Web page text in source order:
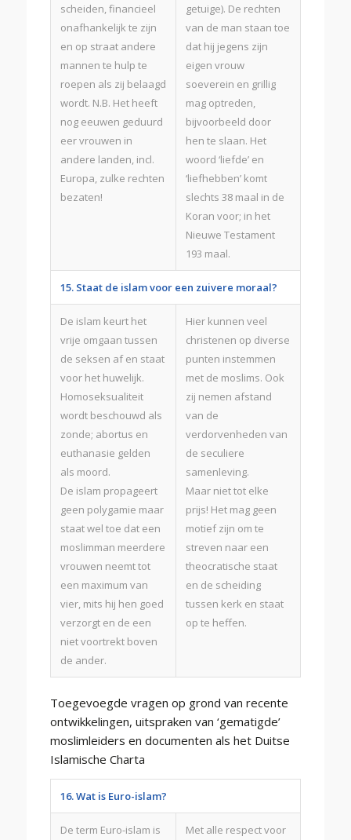
scheiden, financieel
onafhankelijk te zijn
en op straat andere
mannen te hulp te
roepen als zij belaagd
wordt. N.B. Het heeft
nog eeuwen geduurd
eer vrouwen in
andere landen, incl.
Europa, zulke rechten
bezaten!
getuige). De rechten
van de man staan toe
dat hij jegens zijn
eigen vrouw
soeverein en grillig
mag optreden,
bijvoorbeeld door
hen te slaan. Het
woord ‘liefde’ en
‘liefhebben’ komt
slechts 38 maal in de
Koran voor; in het
Nieuwe Testament
193 maal.
15. Staat de islam voor een zuivere moraal?
De islam keurt het
vrije omgaan tussen
de seksen af en staat
voor het huwelijk.
Homoseksualiteit
wordt beschouwd als
zonde; abortus en
euthanasie gelden
als moord.
De islam propageert
geen polygamie maar
staat wel toe dat een
moslimman meerdere
vrouwen neemt tot
een maximum van
vier, mits hij hen goed
verzorgt en de een
niet voortrekt boven
de ander.
Hier kunnen veel
christenen op diverse
punten instemmen
met de moslims. Ook
zij nemen afstand
van de
verdorvenheden van
de seculiere
samenleving.
Maar niet tot elke
prijs! Het mag geen
motief zijn om te
streven naar een
theocratische staat
en de scheiding
tussen kerk en staat
op te heffen.
Toegevoegde vragen op grond van recente
ontwikkelingen, uitspraken van ‘gematigde’
moslimleiders en documenten als het Duitse
Islamische Charta
16. Wat is Euro-islam?
De term Euro-islam is
Met alle respect voor